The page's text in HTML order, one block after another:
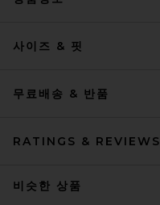
사이즈 & 핏
무료배송 & 반품
RATINGS & REVIEWS
비슷한 상품